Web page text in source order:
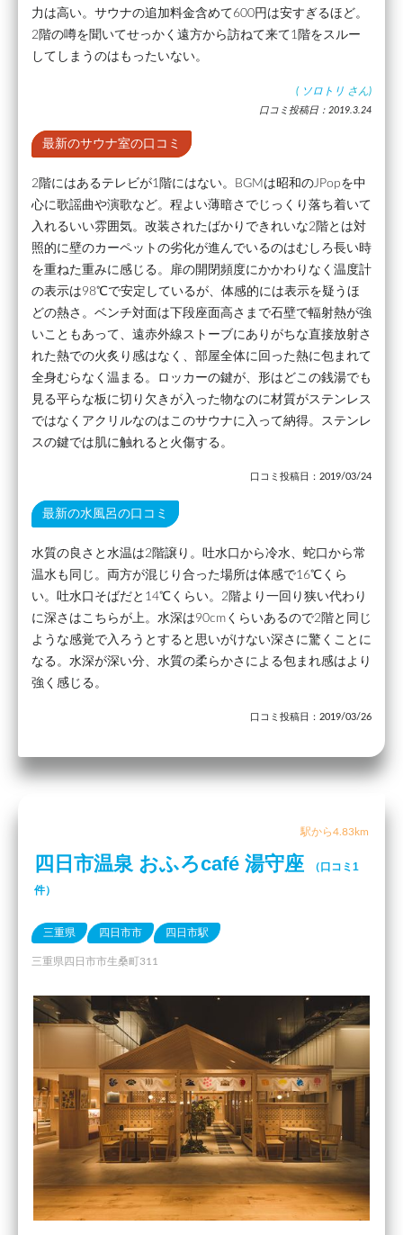
力は高い。サウナの追加料金含めて600円は安すぎるほど。
2階の噂を聞いてせっかく遠方から訪ねて来て1階をスルー
してしまうのはもったいない。
( ソロトリ さん)
口コミ投稿日：2019.3.24
最新のサウナ室の口コミ
2階にはあるテレビが1階にはない。BGMは昭和のJPopを中
心に歌謡曲や演歌など。程よい薄暗さでじっくり落ち着いて
入れるいい雰囲気。改装されたばかりできれいな2階とは対
照的に壁のカーペットの劣化が進んでいるのはむしろ長い時
を重ねた重みに感じる。扉の開閉頻度にかかわりなく温度計
の表示は98℃で安定しているが、体感的には表示を疑うほ
どの熱さ。ベンチ対面は下段座面高さまで石壁で輻射熱が強
いこともあって、遠赤外線ストーブにありがちな直接放射さ
れた熱での火炙り感はなく、部屋全体に回った熱に包まれて
全身むらなく温まる。ロッカーの鍵が、形はどこの銭湯でも
見る平らな板に切り欠きが入った物なのに材質がステンレス
ではなくアクリルなのはこのサウナに入って納得。ステンレ
スの鍵では肌に触れると火傷する。
口コミ投稿日：2019/03/24
最新の水風呂の口コミ
水質の良さと水温は2階譲り。吐水口から冷水、蛇口から常
温水も同じ。両方が混じり合った場所は体感で16℃くら
い。吐水口そばだと14℃くらい。2階より一回り狭い代わり
に深さはこちらが上。水深は90cmくらいあるので2階と同じ
ような感覚で入ろうとすると思いがけない深さに驚くことに
なる。水深が深い分、水質の柔らかさによる包まれ感はより
強く感じる。
口コミ投稿日：2019/03/26
駅から4.83km
四日市温泉 おふろcafé 湯守座
（口コミ1
件）
三重県 四日市市 四日市駅
三重県四日市市生桑町311